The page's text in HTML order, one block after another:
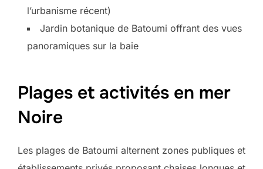
l’urbanisme récent)
Jardin botanique de Batoumi offrant des vues
panoramiques sur la baie
Plages et activités en mer
Noire
Les plages de Batoumi alternent zones publiques et